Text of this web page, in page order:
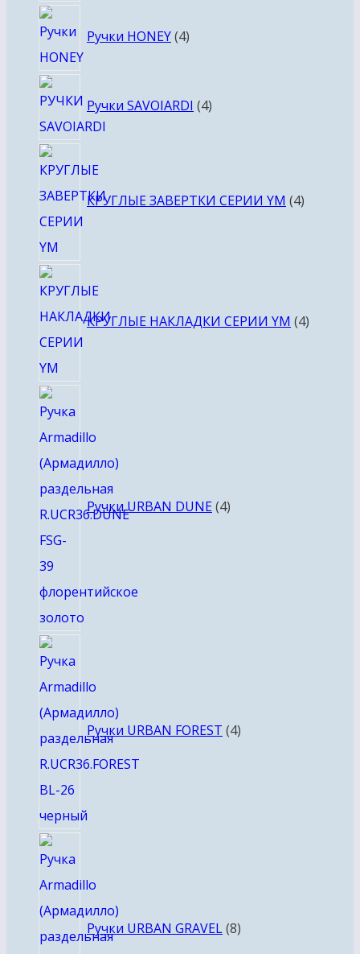
Ручки HONEY 4товара
Ручки SAVOIARDI 4товара
КРУГЛЫЕ ЗАВЕРТКИ СЕРИИ YM 4
КРУГЛЫЕ НАКЛАДКИ СЕРИИ YM 4
Ручки URBAN DUNE 4
Ручки URBAN FOREST 4
Ручки URBAN GRAVEL 8